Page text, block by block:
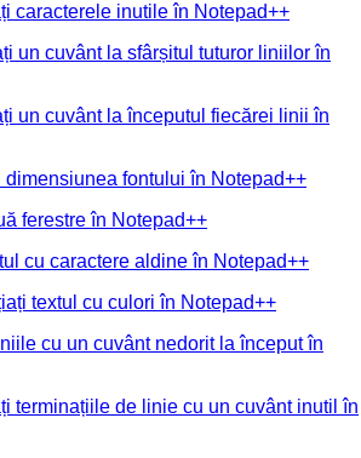
caracterele inutile în Notepad++
un cuvânt la sfârșitul tuturor liniilor în
un cuvânt la începutul fiecărei linii în
dimensiunea fontului în Notepad++
ferestre în Notepad++
cu caractere aldine în Notepad++
textul cu culori în Notepad++
cu un cuvânt nedorit la început în
terminațiile de linie cu un cuvânt inutil în